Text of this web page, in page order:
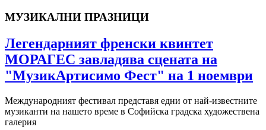
МУЗИКАЛНИ ПРАЗНИЦИ
Легендарният френски квинтет
МОРАГЕС завладява сцената на
"МузикАртисимо Фест" на 1 ноември
Международният фестивал представя едни от най-известните
музиканти на нашето време в Софийска градска художествена
галерия